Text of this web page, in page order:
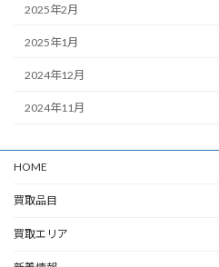
2025年2月
2025年1月
2024年12月
2024年11月
HOME
買取品目
買取エリア